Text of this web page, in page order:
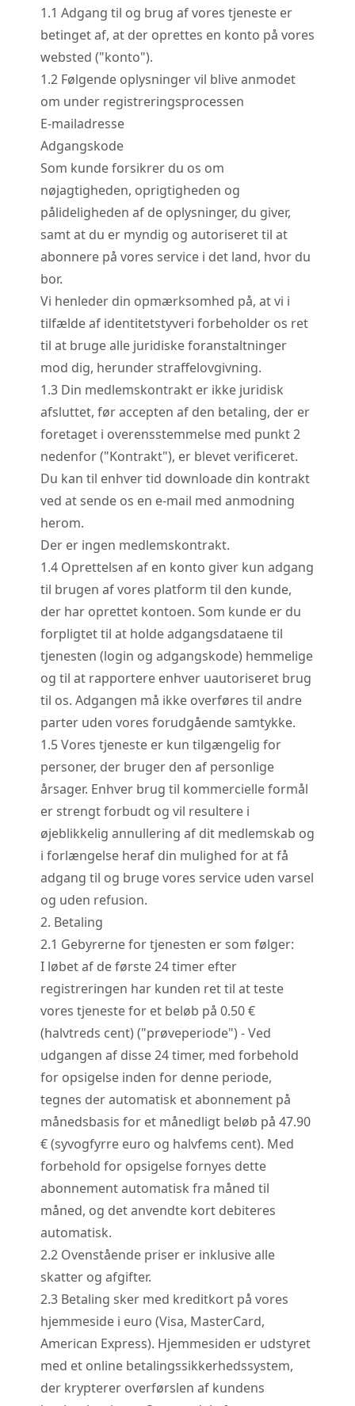
1.1 Adgang til og brug af vores tjeneste er
betinget af, at der oprettes en konto på vores
websted ("konto").
1.2Følgende oplysninger vil blive anmodet
om under registreringsprocessen
E-mailadresse
Adgangskode
Som kunde forsikrer du os om
nøjagtigheden, oprigtigheden og
pålideligheden af de oplysninger, du giver,
samt at du er myndig og autoriseret til at
abonnere på vores service i det land, hvor du
bor.
Vi henleder din opmærksomhed på, at vi i
tilfælde af identitetstyveri forbeholder os ret
til at bruge alle juridiske foranstaltninger
mod dig, herunder straffelovgivning.
1.3Din medlemskontrakt er ikke juridisk
afsluttet, før accepten af den betaling, der er
foretaget i overensstemmelse med punkt 2
nedenfor ("Kontrakt"), er blevet verificeret.
Du kan til enhver tid downloade din kontrakt
ved at sende os en e-mail med anmodning
herom.
Der er ingen medlemskontrakt.
1.4Oprettelsen af en konto giver kun adgang
til brugen af vores platform til den kunde,
der har oprettet kontoen. Som kunde er du
forpligtet til at holde adgangsdataene til
tjenesten (login og adgangskode) hemmelige
og til at rapportere enhver uautoriseret brug
til os. Adgangen må ikke overføres til andre
parter uden vores forudgående samtykke.
1.5Vores tjeneste er kun tilgængelig for
personer, der bruger den af personlige
årsager. Enhver brug til kommercielle formål
er strengt forbudt og vil resultere i
øjeblikkelig annullering af dit medlemskab og
i forlængelse heraf din mulighed for at få
adgang til og bruge vores service uden varsel
og uden refusion.
2. Betaling
2.1 Gebyrerne for tjenesten er som følger:
I løbet af de første 24 timer efter
registreringen har kunden ret til at teste
vores tjeneste for et beløb på 0.50 €
(halvtreds cent) ("prøveperiode") - Ved
udgangen af disse 24 timer, med forbehold
for opsigelse inden for denne periode,
tegnes der automatisk et abonnement på
månedsbasis for et månedligt beløb på 47.90
€ (syvogfyrre euro og halvfems cent). Med
forbehold for opsigelse fornyes dette
abonnement automatisk fra måned til
måned, og det anvendte kort debiteres
automatisk.
2.2Ovenstående priser er inklusive alle
skatter og afgifter.
2.3Betaling sker med kreditkort på vores
hjemmeside i euro (Visa, MasterCard,
American Express). Hjemmesiden er udstyret
med et online betalingssikkerhedssystem,
der krypterer overførslen af kundens